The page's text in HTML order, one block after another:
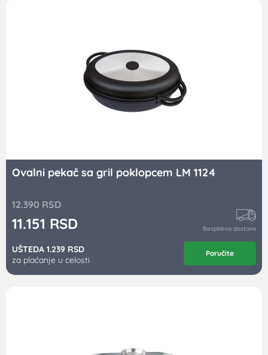
Ovalni pekač sa gril poklopcem LM 1124
12.390 RSD
11.151 RSD Besplatna dostava
UŠTEDA 1.239 RSD
za plaćanje u celosti
Poručite